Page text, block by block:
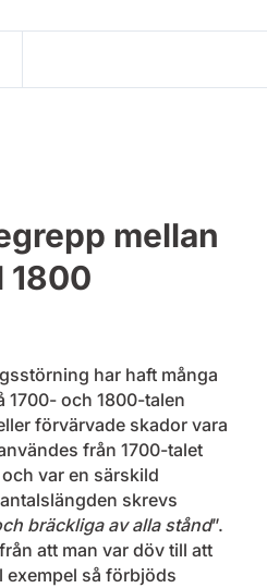
mellan
1800
har haft många
1700- och 1800-talen
förvärvade skador vara
från 1700-talet
var en särskild
skrevs
bräckliga av alla stånd”.
att man var döv till att
exempel så förbjöds